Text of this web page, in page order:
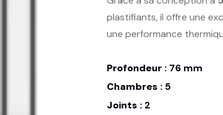
plastifiants, il offre une
une performance
Profondeur : 76 mm
Chambres : 5
Joints : 2